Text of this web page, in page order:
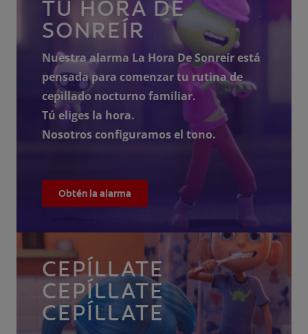
TU HORA DE
SONREÍR
Nuestra alarma La Hora De Sonreír está
pensada para comenzar tu rutina de
cepillado nocturno familiar.
Tú eliges la hora.
Nosotros configuramos el tono.
Obtén la alarma
CEPÍLLATE
CEPÍLLATE
CEPÍLLATE